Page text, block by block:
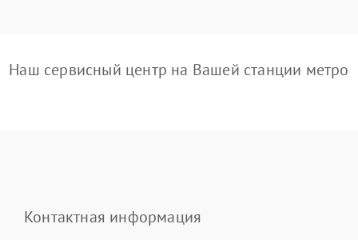
Наш сервисный центр на Вашей станции метро
Контактная информация